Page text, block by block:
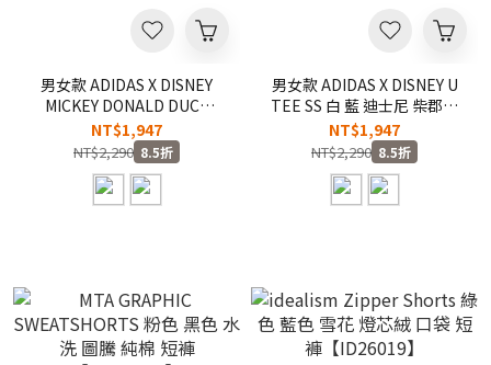
男女款 ADIDAS X DISNEY
MICKEY DONALD DUCK
JERSEY TEE 米老鼠 米奇 唐
老鴨 迪士尼 聯名款 宋雨琦同
款 寬鬆 三葉草 球衣 短
T【KU3104/KU3106】
ADLP
NT$1,947
NT$2,290 8.5折
男女款 ADIDAS X DISNEY U
TEE SS 白 藍 迪士尼 柴郡貓
愛麗絲夢遊仙境 聯名款 寬鬆
透氣 三葉草 短
T【KY8307/KY8308】ADLP
NT$1,947
NT$2,290 8.5折